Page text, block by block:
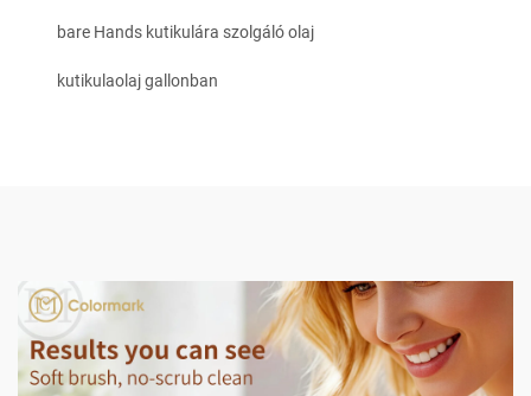
bare Hands kutikulára szolgáló olaj
kutikulaolaj gallonban